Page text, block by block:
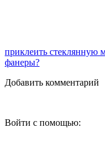
приклеить стеклянную
фанеры?
Добавить комментарий
Войти с помощью: